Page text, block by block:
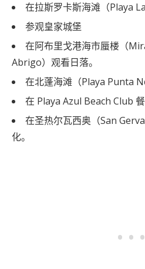
在拉斯罗卡斯海滩（Playa
参观皇家城堡
在阿布里戈港海市蜃楼（
Abrigo）观看日落。
在北蓬海滩（Playa Punta
在 Playa Azul Beach Club 餐
在圣热尔瓦西奥（San
化。